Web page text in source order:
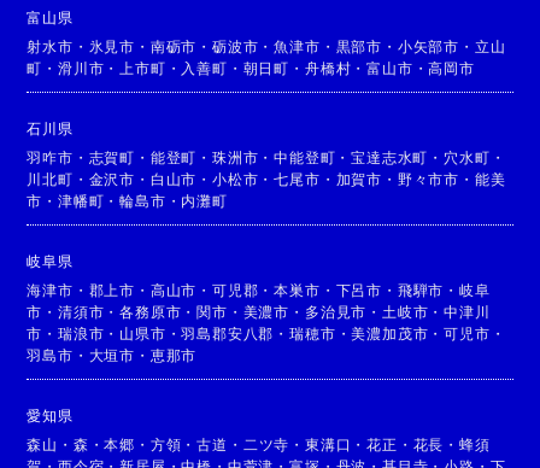
富山県
射水市 ・ 氷見市 ・ 南砺市 ・砺波市 ・魚津市 ・ 黒部市 ・ 小矢部市 ・ 立山
町 ・滑川市 ・ 上市町 ・ 入善町 ・ 朝日町 ・ 舟橋村 ・富山市 ・高岡市
石川県
羽咋市 ・ 志賀町 ・ 能登町 ・珠洲市 ・中能登町 ・宝達志水町 ・ 穴水町 ・
川北町 ・ 金沢市 ・ 白山市 ・小松市 ・七尾市 ・ 加賀市 ・ 野々市市 ・ 能美
市 ・津幡町 ・輪島市 ・ 内灘町
岐阜県
海津市 ・ 郡上市 ・ 高山市 ・可児郡 ・本巣市 ・ 下呂市 ・ 飛騨市 ・ 岐阜
市 ・清須市 ・各務原市 ・関市 ・ 美濃市 ・ 多治見市 ・ 土岐市 ・中津川
市 ・瑞浪市 ・ 山県市 ・羽島郡安八郡 ・瑞穂市 ・美濃加茂市 ・可児市 ・
羽島市 ・ 大垣市 ・ 恵那市
愛知県
森山 ・ 森 ・本郷 ・ 方領 ・古道 ・ 二ツ寺 ・ 東溝口 ・花正 ・ 花長 ・ 蜂須